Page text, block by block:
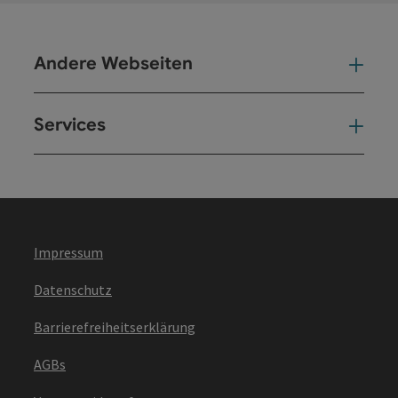
Andere Webseiten
Services
Impressum
Datenschutz
Barrierefreiheitserklärung
AGBs